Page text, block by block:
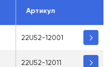
Артикул
22U52-12001
22U52-12011